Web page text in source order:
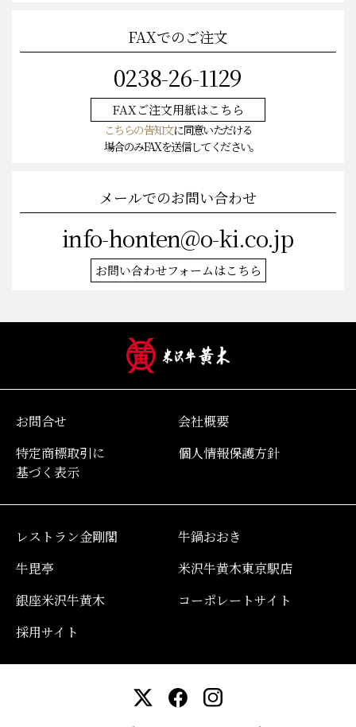
FAXでのご注文
0238-26-1129
FAXご注文用紙はこちら
こちらの告知文に同意いただける
場合のみFAXを送信してください。
メールでのお問い合わせ
info-honten@o-ki.co.jp
お問い合わせフォームはこちら
お問合せ
会社概要
特定商標取引に
基づく表示
個人情報保護方針
レストラン金剛閣
牛鍋おおき
牛毘亭
米沢牛黄木東京駅店
銀座米沢牛黄木
コーポレートサイト
採用サイト